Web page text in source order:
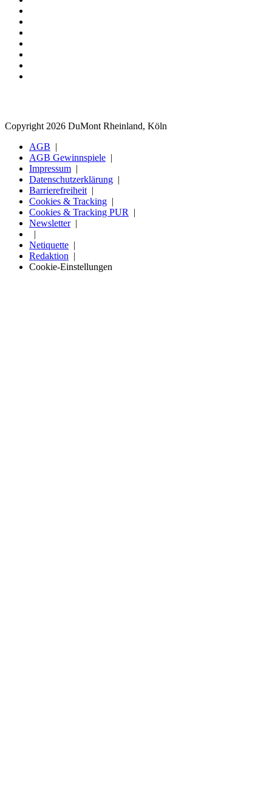
Copyright 2026 DuMont Rheinland, Köln
AGB
AGB Gewinnspiele
Impressum
Datenschutzerklärung
Barrierefreiheit
Cookies & Tracking
Cookies & Tracking PUR
Newsletter
Netiquette
Redaktion
Cookie-Einstellungen